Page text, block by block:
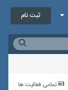
ثبت نام
تمامی فعالیت ها